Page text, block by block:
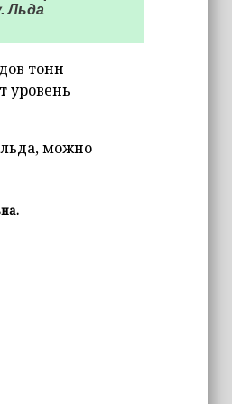
Льда
тонн
уровень
можно